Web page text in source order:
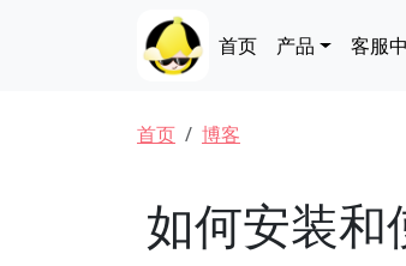
Main navigation
首页 产品 客服
面包屑
首页 博客
如何安装和